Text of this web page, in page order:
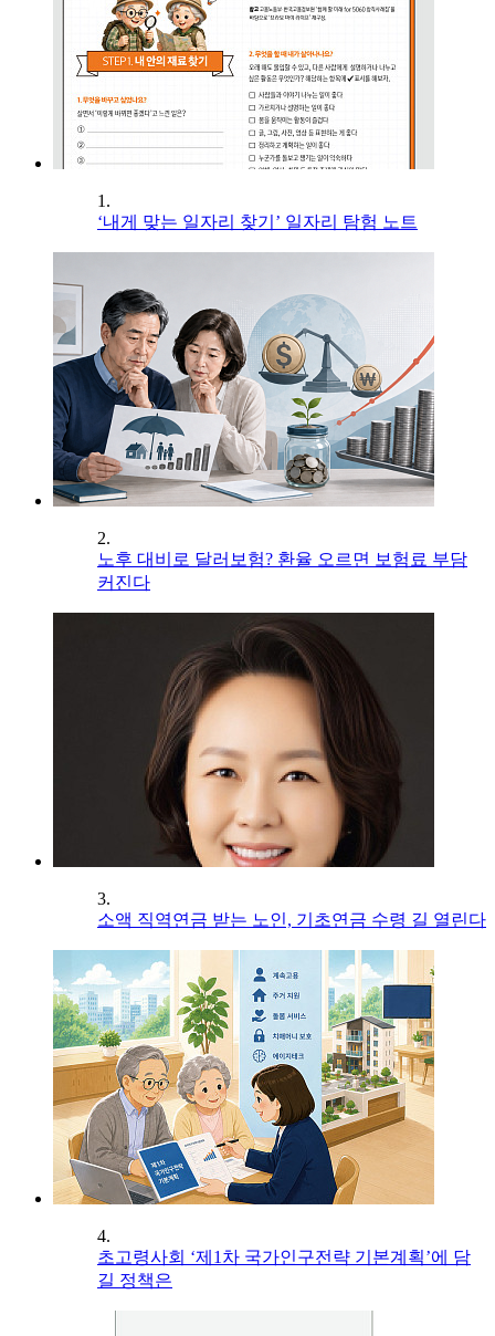
1.
‘내게 맞는 일자리 찾기’ 일자리 탐험 노트
2.
노후 대비로 달러보험? 환율 오르면 보험료 부담
커진다
3.
소액 직역연금 받는 노인, 기초연금 수령 길 열린다
4.
초고령사회 ‘제1차 국가인구전략 기본계획’에 담
길 정책은